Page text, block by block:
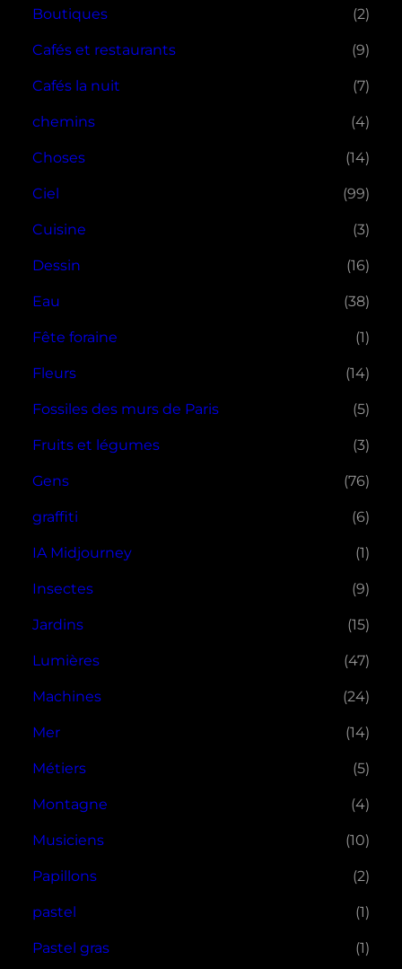
Boutiques (2)
Cafés et restaurants (9)
Cafés la nuit (7)
chemins (4)
Choses (14)
Ciel (99)
Cuisine (3)
Dessin (16)
Eau (38)
Fête foraine (1)
Fleurs (14)
Fossiles des murs de Paris (5)
Fruits et légumes (3)
Gens (76)
graffiti (6)
IA Midjourney (1)
Insectes (9)
Jardins (15)
Lumières (47)
Machines (24)
Mer (14)
Métiers (5)
Montagne (4)
Musiciens (10)
Papillons (2)
pastel (1)
Pastel gras (1)